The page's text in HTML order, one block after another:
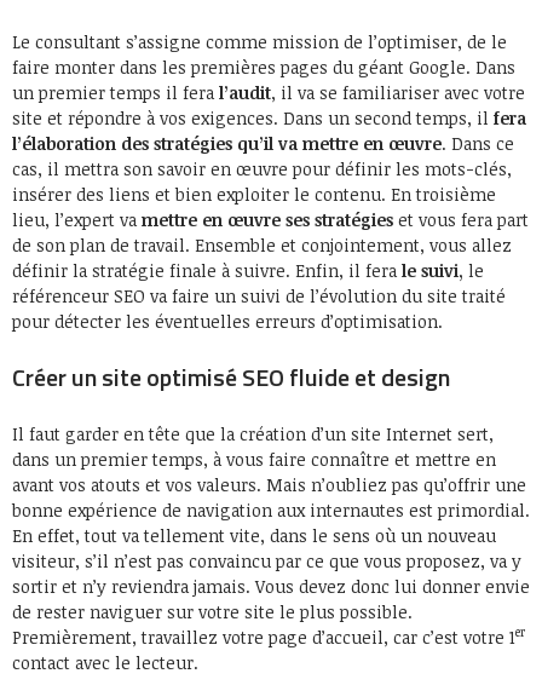
Le consultant s’assigne comme mission de l’optimiser, de le
faire monter dans les premières pages du géant Google. Dans
un premier temps il fera l’audit, il va se familiariser avec votre
site et répondre à vos exigences. Dans un second temps, il fera
l’élaboration des stratégies qu’il va mettre en œuvre. Dans ce
cas, il mettra son savoir en œuvre pour définir les mots-clés,
insérer des liens et bien exploiter le contenu. En troisième
lieu, l’expert va mettre en œuvre ses stratégies et vous fera part
de son plan de travail. Ensemble et conjointement, vous allez
définir la stratégie finale à suivre. Enfin, il fera le suivi, le
référenceur SEO va faire un suivi de l’évolution du site traité
pour détecter les éventuelles erreurs d’optimisation.
Créer un site optimisé SEO fluide et design
Il faut garder en tête que la création d’un site Internet sert,
dans un premier temps, à vous faire connaître et mettre en
avant vos atouts et vos valeurs. Mais n’oubliez pas qu’offrir une
bonne expérience de navigation aux internautes est primordial.
En effet, tout va tellement vite, dans le sens où un nouveau
visiteur, s’il n’est pas convaincu par ce que vous proposez, va y
sortir et n’y reviendra jamais. Vous devez donc lui donner envie
de rester naviguer sur votre site le plus possible.
Premièrement, travaillez votre page d’accueil, car c’est votre 1er
contact avec le lecteur.